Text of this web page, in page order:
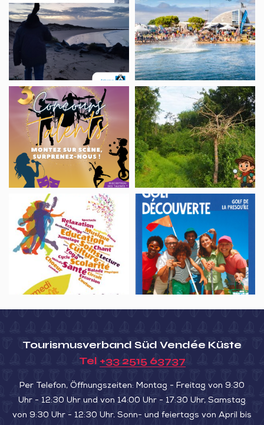
WANDERUNG
„ZWISCHEN
DÜNEN
UND
MOOREN“
Vendredis
Sunset
CONCOURS
TALENTS
WANDERUNG
„DIE
FRÜHSCHICHTEN“
Forum
des
associations
Initiation
au
golf
Tourismusverband Süd Vendée Küste
Tel +33 2515 63737
Per Telefon, Öffnungszeiten: Montag - Freitag von 9:30
Uhr - 12:30 Uhr und von 14:00 Uhr - 17:30 Uhr, Samstag
von 9:30 Uhr - 12:30 Uhr. Sonn- und feiertags von April bis